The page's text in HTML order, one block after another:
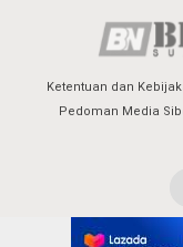
Ketentuan dan
Pedoman Media
© 2017